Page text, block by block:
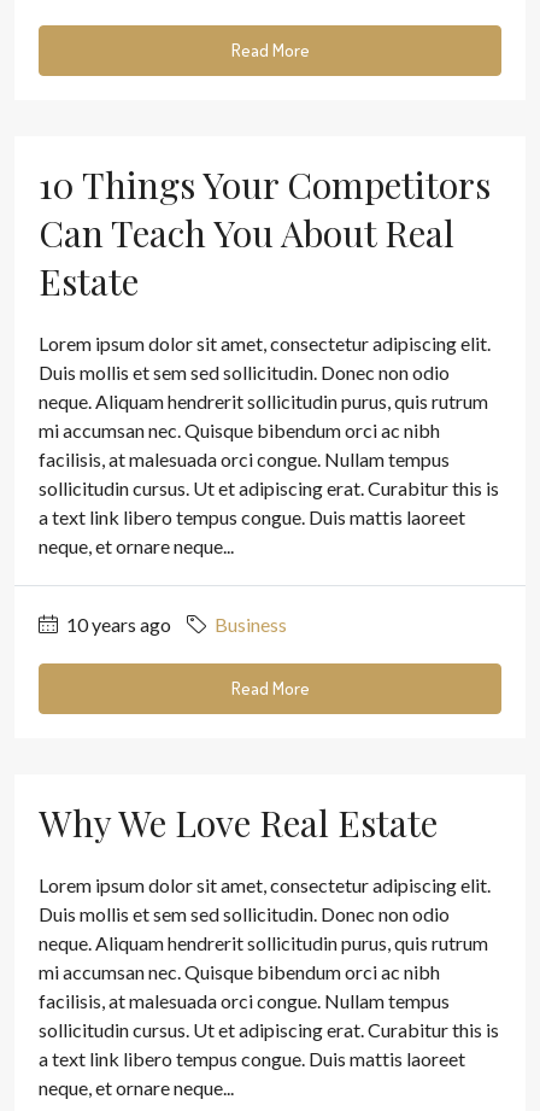
Read More
10 Things Your Competitors
Can Teach You About Real
Estate
Lorem ipsum dolor sit amet, consectetur adipiscing elit.
Duis mollis et sem sed sollicitudin. Donec non odio
neque. Aliquam hendrerit sollicitudin purus, quis rutrum
mi accumsan nec. Quisque bibendum orci ac nibh
facilisis, at malesuada orci congue. Nullam tempus
sollicitudin cursus. Ut et adipiscing erat. Curabitur this is
a text link libero tempus congue. Duis mattis laoreet
neque, et ornare neque...
10 years ago Business
Read More
Why We Love Real Estate
Lorem ipsum dolor sit amet, consectetur adipiscing elit.
Duis mollis et sem sed sollicitudin. Donec non odio
neque. Aliquam hendrerit sollicitudin purus, quis rutrum
mi accumsan nec. Quisque bibendum orci ac nibh
facilisis, at malesuada orci congue. Nullam tempus
sollicitudin cursus. Ut et adipiscing erat. Curabitur this is
a text link libero tempus congue. Duis mattis laoreet
neque, et ornare neque...